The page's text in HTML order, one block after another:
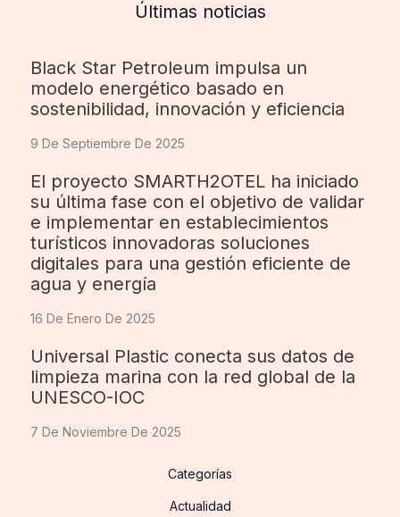
Últimas noticias
Black Star Petroleum impulsa un
modelo energético basado en
sostenibilidad, innovación y eficiencia
9 De Septiembre De 2025
El proyecto SMARTH2OTEL ha iniciado
su última fase con el objetivo de validar
e implementar en establecimientos
turísticos innovadoras soluciones
digitales para una gestión eficiente de
agua y energía
16 De Enero De 2025
Universal Plastic conecta sus datos de
limpieza marina con la red global de la
UNESCO-IOC
7 De Noviembre De 2025
Categorías
Actualidad